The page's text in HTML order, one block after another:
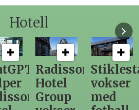
Hotell
Stiklestad
vokser
med
Fra
direktør